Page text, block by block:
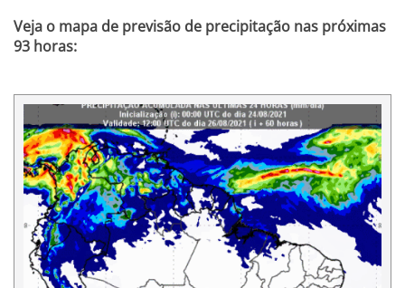
Veja o mapa de previsão de precipitação nas próximas
93 horas: